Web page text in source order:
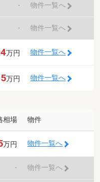
- 物件一覧へ
- 物件一覧へ
万円 物件一覧へ
万円 物件一覧へ
相場 物件
万円 物件一覧へ
- 物件一覧へ